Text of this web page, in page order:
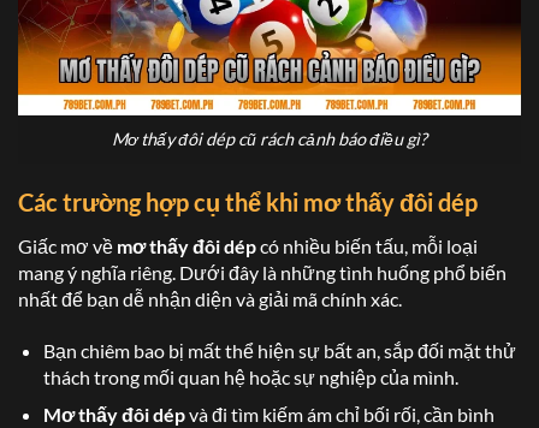
Mơ thấy đôi dép cũ rách cảnh báo điều gì?
Các trường hợp cụ thể khi mơ thấy đôi dép
Giấc mơ về mơ thấy đôi dépcó nhiều biến tấu, mỗi loại
mang ý nghĩa riêng. Dưới đây là những tình huống phổ biến
nhất để bạn dễ nhận diện và giải mã chính xác.
Bạn chiêm bao bị mất thể hiện sự bất an, sắp đối mặt thử
thách trong mối quan hệ hoặc sự nghiệp của mình.
Mơ thấy đôi dépvà đi tìm kiếm ám chỉ bối rối, cần bình